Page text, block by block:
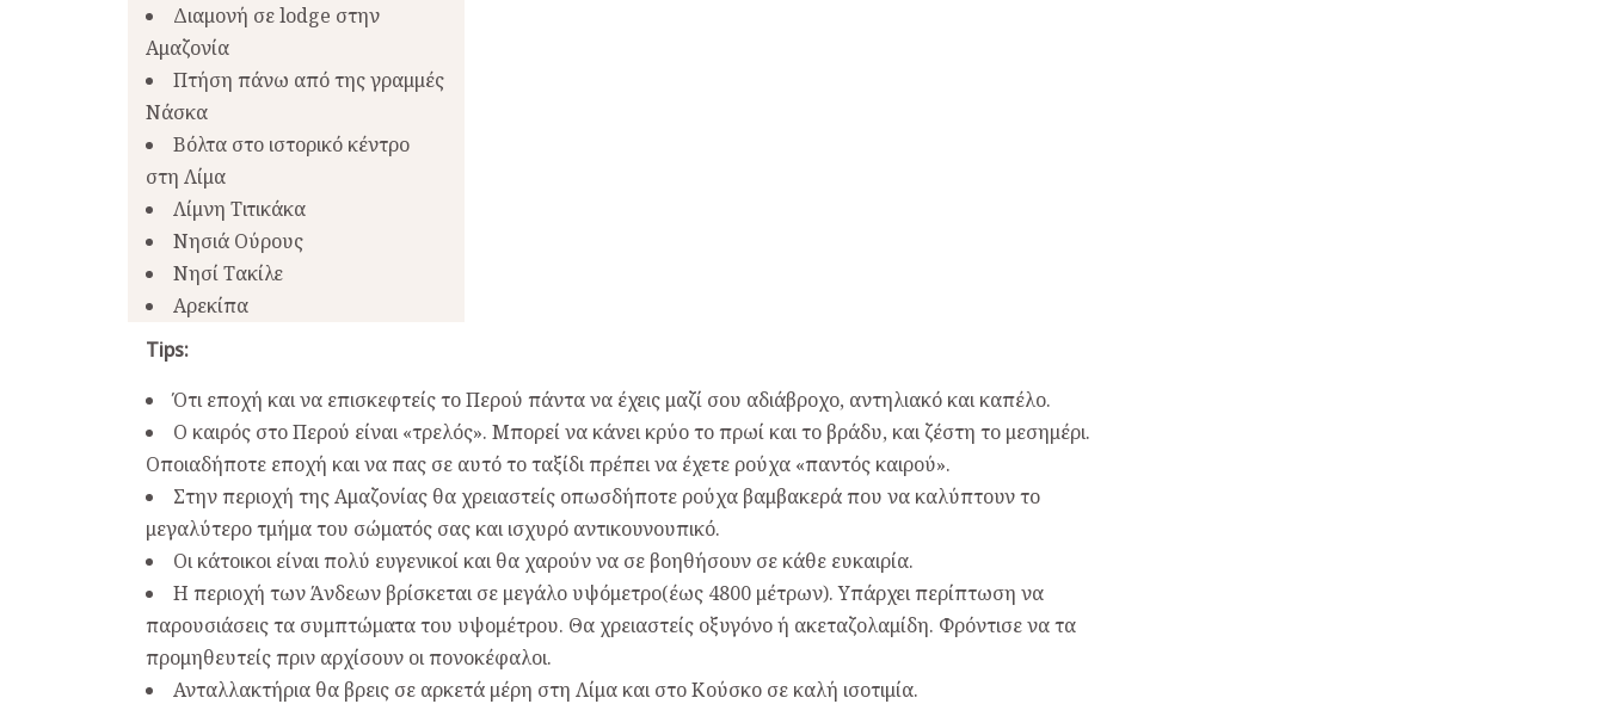
Διαμονή σε lodge στην
Αμαζονία
Πτήση πάνω από της γραμμές
Νάσκα
Βόλτα στο ιστορικό κέντρο
στη Λίμα
Λίμνη Τιτικάκα
Νησιά Ούρους
Νησί Τακίλε
Αρεκίπα
Tips:
Ότι εποχή και να επισκεφτείς το Περού πάντα να έχεις μαζί σου αδιάβροχο, αντηλιακό και καπέλο.
Ο καιρός στο Περού είναι «τρελός». Μπορεί να κάνει κρύο το πρωί και το βράδυ, και ζέστη το μεσημέρι.
Οποιαδήποτε εποχή και να πας σε αυτό το ταξίδι πρέπει να έχετε ρούχα «παντός καιρού».
Στην περιοχή της Αμαζονίας θα χρειαστείς οπωσδήποτε ρούχα βαμβακερά που να καλύπτουν το
μεγαλύτερο τμήμα του σώματός σας και ισχυρό αντικουνουπικό.
Οι κάτοικοι είναι πολύ ευγενικοί και θα χαρούν να σε βοηθήσουν σε κάθε ευκαιρία.
Η περιοχή των Άνδεων βρίσκεται σε μεγάλο υψόμετρο(έως 4800 μέτρων). Υπάρχει περίπτωση να
παρουσιάσεις τα συμπτώματα του υψομέτρου. Θα χρειαστείς οξυγόνο ή ακεταζολαμίδη. Φρόντισε να τα
προμηθευτείς πριν αρχίσουν οι πονοκέφαλοι.
Ανταλλακτήρια θα βρεις σε αρκετά μέρη στη Λίμα και στο Κούσκο σε καλή ισοτιμία.